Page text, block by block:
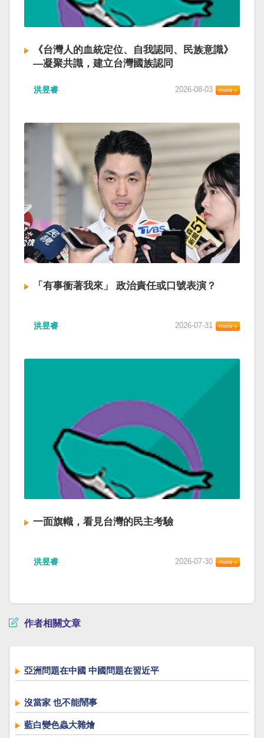
《台灣人的血統定位、自我認同、民族意識》
—凝聚共識，建立台灣國族認同
洪昱睿 2026-08-03
「有事衝著我來」 政治責任或口號表演？
洪昱睿 2026-07-31
一面旗幟，看見台灣的民主考驗
洪昱睿 2026-07-30
作者相關文章
亞洲問題在中國 中國問題在習近平
沒當家 也不能鬧事
藍白變色蟲大雜燴